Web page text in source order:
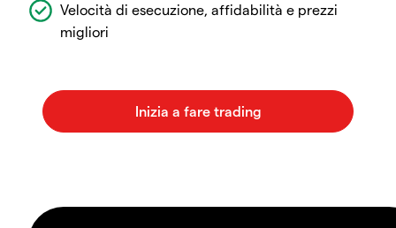
Velocità di esecuzione, affidabilità e prezzi
migliori